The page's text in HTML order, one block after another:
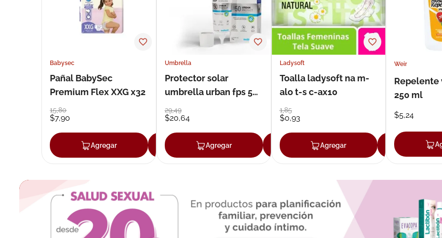
Babysec
Pañal BabySec
Premium Flex XXG x32
15,80
$7,90
Agregar Agregar
Umbrella
Protector solar
umbrella urban fps 50
50 g
29,49
$20,64
Agregar Agregar
Ladysoft
Toalla ladysoft na m-
alo t-s c-ax10
1,85
$0,93
Agregar
Weir
Repelente
250 ml
$5,24